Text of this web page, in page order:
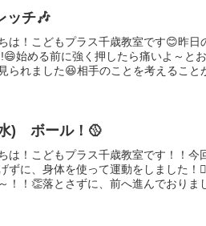
ッチ🎶
は！こどもプラス千歳教室です😊昨
始める前に強く押したら痛いよ～と
られました😆相手のことを考えること
) ボール！🥎
は！こどもプラス千歳教室です！！
ずに、身体を使って運動をしました
！！👏落とさずに、前へ進んでおりま